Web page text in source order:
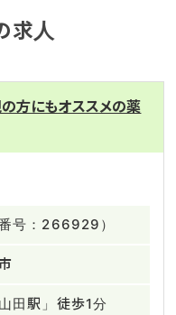
求人
方にもオススメの薬
号：266929）
田駅」徒歩1分